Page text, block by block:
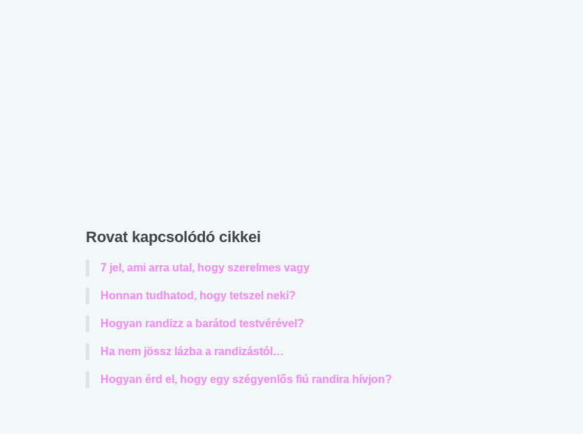
Rovat kapcsolódó cikkei
7 jel, ami arra utal, hogy szerelmes vagy
Honnan tudhatod, hogy tetszel neki?
Hogyan randizz a barátod testvérével?
Ha nem jössz lázba a randizástól…
Hogyan érd el, hogy egy szégyenlős fiú randira hívjon?